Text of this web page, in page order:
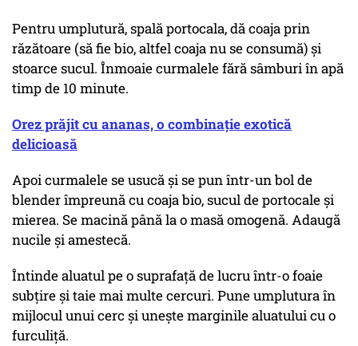
Pentru umplutură, spală portocala, dă coaja prin
răzătoare (să fie bio, altfel coaja nu se consumă) și
stoarce sucul. Înmoaie curmalele fără sâmburi în apă
timp de 10 minute.
Orez prăjit cu ananas, o combinație exotică
delicioasă
Apoi curmalele se usucă și se pun într-un bol de
blender împreună cu coaja bio, sucul de portocale și
mierea. Se macină până la o masă omogenă. Adaugă
nucile și amestecă.
Întinde aluatul pe o suprafață de lucru într-o foaie
subțire și taie mai multe cercuri. Pune umplutura în
mijlocul unui cerc și unește marginile aluatului cu o
furculiță.